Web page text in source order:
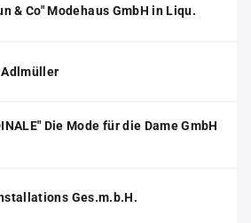
& Co" Modehaus GmbH in Liqu.
Adlmüller
Die Mode für die Dame GmbH
Ges.m.b.H.